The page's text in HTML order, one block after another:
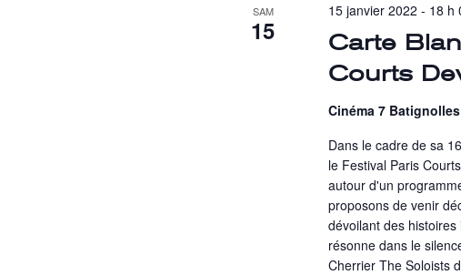
SAM
15
Carte
Courts
15 janvier 2022 - 18 h
Cinéma 7
Dans le cadre de sa
le Festival Paris
autour d'un
proposons de venir
dévoilant des
résonne dans le
Cherrier The Soloists